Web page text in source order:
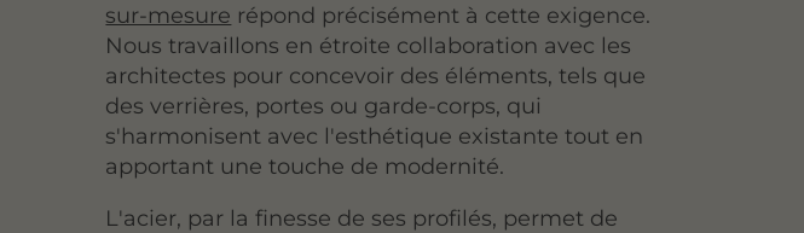
sur-mesure répond précisément à cette exigence.
Nous travaillons en étroite collaboration avec les
architectes pour concevoir des éléments, tels que
des verrières, portes ou garde-corps, qui
s'harmonisent avec l'esthétique existante tout en
apportant une touche de modernité.
L'acier, par la finesse de ses profilés, permet de